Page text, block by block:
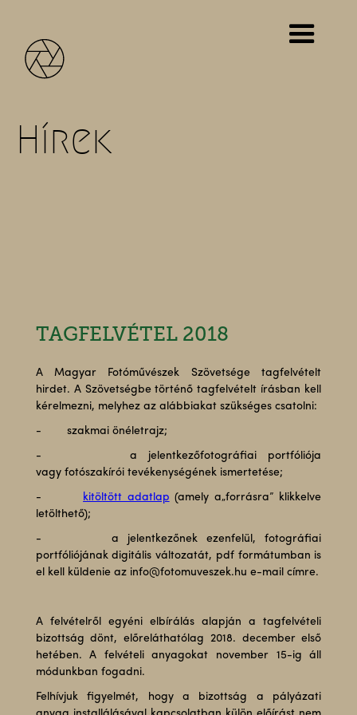
Hírek
TAGFELVÉTEL 2018
A Magyar Fotóművészek Szövetsége tagfelvételt
hirdet. A Szövetségbe történő tagfelvételt írásban kell
kérelmezni, melyhez az alábbiakat szükséges csatolni:
- szakmai önéletrajz;
- a jelentkezőfotográfiai portfóliója
vagy fotószakírói tevékenységének ismertetése;
- kitöltött adatlap (amely a„forrásra” klikkelve
letölthető);
- a jelentkezőnek ezenfelül, fotográfiai
portfóliójának digitális változatát, pdf formátumban is
el kell küldenie az info@fotomuveszek.hu e-mail címre.
A felvételről egyéni elbírálás alapján a tagfelvételi
bizottság dönt, előreláthatólag 2018. december első
hetében. A felvételi anyagokat november 15-ig áll
módunkban fogadni.
Felhívjuk figyelmét, hogy a bizottság a pályázati